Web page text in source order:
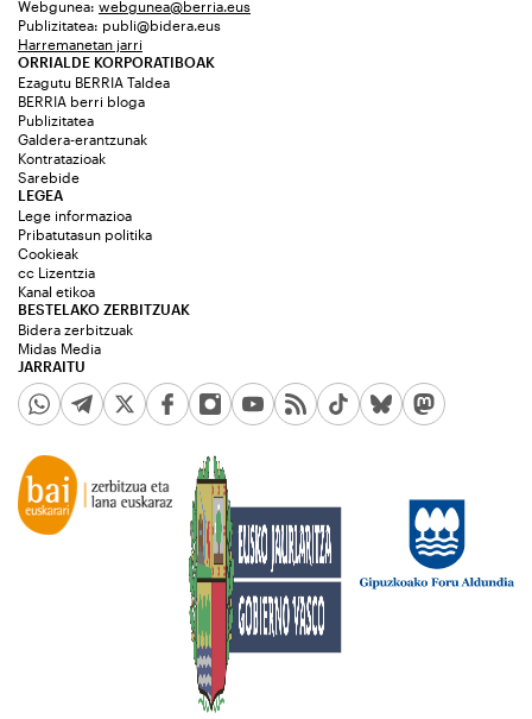
Webgunea: webgunea@berria.eus
Publizitatea: publi@bidera.eus
Harremanetan jarri
ORRIALDE KORPORATIBOAK
Ezagutu BERRIA Taldea
BERRIA berri bloga
Publizitatea
Galdera-erantzunak
Kontratazioak
Sarebide
JARRAITU
LEGEA
Lege informazioa
Pribatutasun politika
Cookieak
cc Lizentzia
Kanal etikoa
BESTELAKO ZERBITZUAK
Bidera zerbitzuak
Midas Media